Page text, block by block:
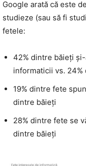
Google arată că este
studieze (sau să fi
fetele:
42% dintre băieți
informaticii vs. 24%
19% dintre fete
dintre băieți
28% dintre fete se
dintre băieți